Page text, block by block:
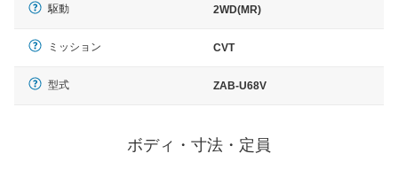
駆動 2WD(MR)
ミッション CVT
型式 ZAB-U68V
ボディ・寸法・定員